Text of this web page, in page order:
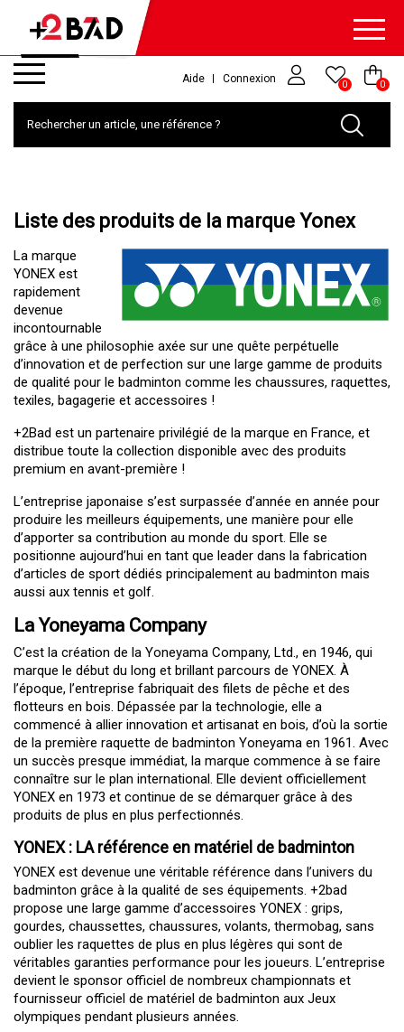
Aide Connexion 0 0
Liste des produits de la marque Yonex
La marque
YONEX est
rapidement
devenue
incontournable
grâce à une philosophie axée sur une quête perpétuelle
d’innovation et de perfection sur une large gamme de produits
de qualité pour le badminton comme les chaussures, raquettes,
texiles, bagagerie et accessoires !
+2Bad est un partenaire privilégié de la marque en France, et
distribue toute la collection disponible avec des produits
premium en avant-première !
L’entreprise japonaise s’est surpassée d’année en année pour
produire les meilleurs équipements, une manière pour elle
d’apporter sa contribution au monde du sport. Elle se
positionne aujourd’hui en tant que leader dans la fabrication
d’articles de sport dédiés principalement au badminton mais
aussi aux tennis et golf.
La Yoneyama Company
C’est la création de la Yoneyama Company, Ltd., en 1946, qui
marque le début du long et brillant parcours de YONEX. À
l’époque, l’entreprise fabriquait des filets de pêche et des
flotteurs en bois. Dépassée par la technologie, elle a
commencé à allier innovation et artisanat en bois, d’où la sortie
de la première raquette de badminton Yoneyama en 1961. Avec
un succès presque immédiat, la marque commence à se faire
connaître sur le plan international. Elle devient officiellement
YONEX en 1973 et continue de se démarquer grâce à des
produits de plus en plus perfectionnés.
YONEX : LA référence en matériel de badminton
YONEX est devenue une véritable référence dans l’univers du
badminton grâce à la qualité de ses équipements. +2bad
propose une large gamme d’accessoires YONEX : grips,
gourdes, chaussettes, chaussures, volants, thermobag, sans
oublier les raquettes de plus en plus légères qui sont de
véritables garanties performance pour les joueurs. L’entreprise
devient le sponsor officiel de nombreux championnats et
fournisseur officiel de matériel de badminton aux Jeux
olympiques pendant plusieurs années.